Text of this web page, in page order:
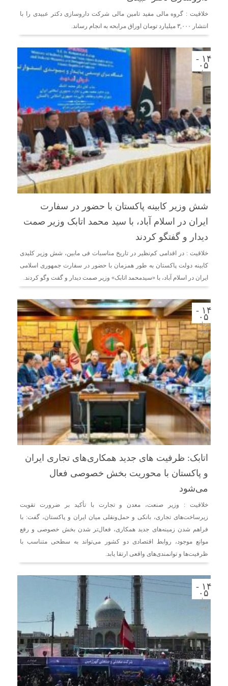
دریافت می‌کنند
غرفه‌های «نگارا» در مرزهای اربعین آماده خدمت‌رسانی به
خلاقیت : گروه مالی مفید تامین مالی شرکت داروسازی دکتر عبیدی را با
انتشار ۳,۰۰۰ میلیارد تومان اوراق مرابحه به انجام رساند.
۱۴ -
۰۵
مرداد -
اوت
شش وزیر کابینه پاکستان با حضور در سفارت
ایران در اسلام آباد، با سید محمد اتابک وزیر صمت
دیدار و گفتگو کردند
خلاقیت : در اقدامی کم‌نظیر در تاریخ مناسبات فی مابین، شش وزیر کلیدی
کابینه دولت پاکستان به طور همزمان با حضور در سفارت جمهوری اسلامی
ایران در اسلام آباد، با «سیدمحمد اتابک» وزیر صمت دیدار و گفت وگو کردند.
۱۴ -
۰۵
مرداد -
اوت
اتابک: ظرفیت های جدید همکاری‌های تجاری ایران
و پاکستان با محوریت بخش خصوصی فعال
می‌شود
خلاقیت : وزیر صنعت، معدن و تجارت با تأکید بر ضرورت تقویت
زیرساخت‌های تجاری، بانکی و حمل‌ونقلی میان ایران و پاکستان، گفت: با
فراهم شدن زمینه‌های جدید همکاری، فعال‌تر شدن بخش خصوصی و رفع
موانع موجود، روابط اقتصادی دو کشور می‌تواند به سطحی متناسب با
ظرفیت‌ها و توانمندی‌های واقعی ارتقا یابد.
۱۴ -
۰۵
مرداد -
اوت